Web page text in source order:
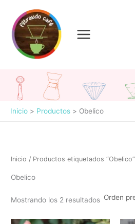
contenido
Inicio Productos Obelico
Inicio / Productos etiquetados “Obelico”
Obelico
Mostrando los 2 resultados